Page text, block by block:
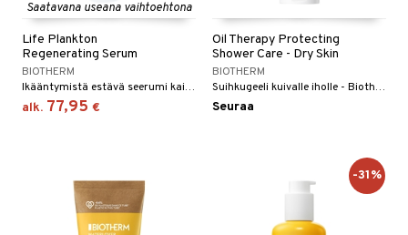
Saatavana useana vaihtoehtona
Life Plankton
Regenerating Serum
BIOTHERM
Ikääntymistä estävä seerumi kaikille ihotyypeille Biothermiltä
alk. 77,95 €
Oil Therapy Protecting
Shower Care - Dry Skin
BIOTHERM
Suihkugeeli kuivalle iholle - Biotherm
Seuraa
-31%